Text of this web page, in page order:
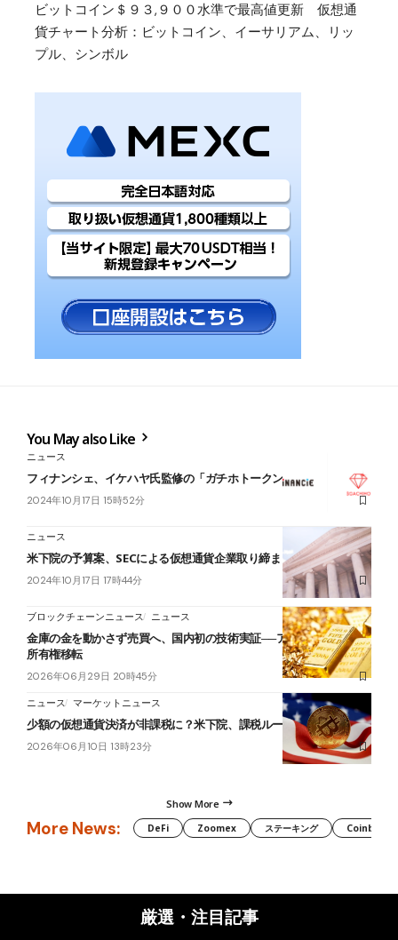
ビットコイン＄９３,９００水準で最高値更新 仮想通
貨チャート分析：ビットコイン、イーサリアム、リッ
プル、シンボル
You May also Like
ニュース
フィナンシェ、イケハヤ氏監修の「ガチホトークン」発行を発表
2024年10月17日 15時52分
ニュース
米下院の予算案、SECによる仮想通貨企業取り締まりを制限へ
2024年10月17日 17時44分
ブロックチェーンニュース ニュース
金庫の金を動かさず売買へ、国内初の技術実証──アウラムがNFTで
所有権移転
2026年06月29日 20時45分
ニュース マーケットニュース
少額の仮想通貨決済が非課税に？米下院、課税ルールの法案を審議
2026年06月10日 13時23分
Show More
More News: DeFi Zoomex ステーキング Coinbase
厳選・注目記事